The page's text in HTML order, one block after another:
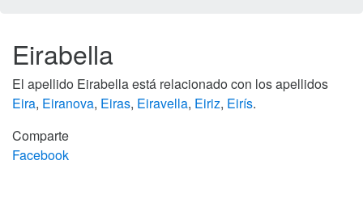
Eirabella
El apellido Eirabella está relacionado con los apellidos
Eira, Eiranova, Eiras, Eiravella, Eiriz, Eirís.
Comparte
Facebook